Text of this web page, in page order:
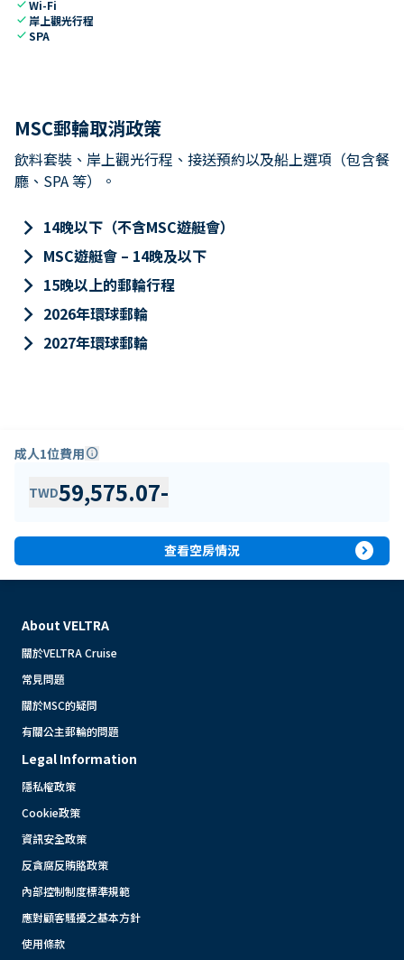
checkWi-Fi
check 岸上觀光行程
checkSPA
MSC郵輪取消政策
飲料套裝、岸上觀光行程、接送預約以及船上選項（包含餐
廳、SPA 等）。
keyboard_arrow_right 14晚以下（不含MSC遊艇會）
keyboard_arrow_right MSC遊艇會 – 14晚及以下
keyboard_arrow_right 15晚以上的郵輪行程
keyboard_arrow_right 2026年環球郵輪
keyboard_arrow_right 2027年環球郵輪
成人1位費用info
TWD59,575.07-
查看空房情況 expand_circle_right
About VELTRA
關於VELTRA Cruise
常見問題
關於MSC的疑問
有關公主郵輪的問題
Legal Information
隱私權政策
Cookie政策
資訊安全政策
反貪腐反賄賂政策
內部控制制度標準規範
應對顧客騷擾之基本方針
使用條款